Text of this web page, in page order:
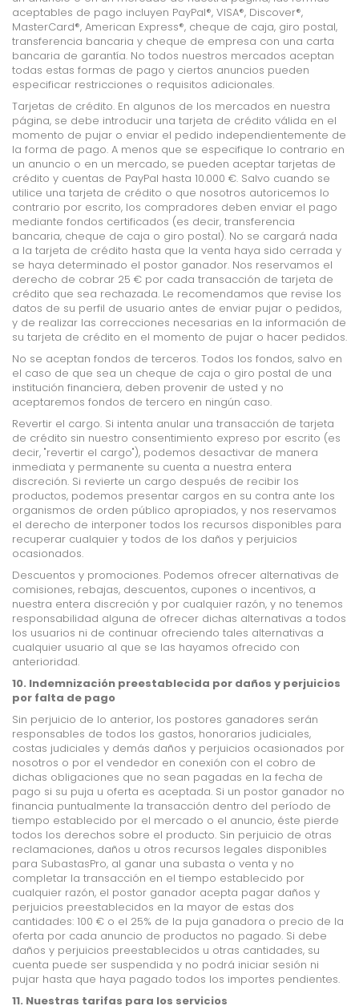
aceptables de pago incluyen PayPal®, VISA®, Discover®,
MasterCard®, American Express®, cheque de caja, giro postal,
transferencia bancaria y cheque de empresa con una carta
bancaria de garantía. No todos nuestros mercados aceptan
todas estas formas de pago y ciertos anuncios pueden
especificar restricciones o requisitos adicionales.
Tarjetas de crédito. En algunos de los mercados en nuestra
página, se debe introducir una tarjeta de crédito válida en el
momento de pujar o enviar el pedido independientemente de
la forma de pago. A menos que se especifique lo contrario en
un anuncio o en un mercado, se pueden aceptar tarjetas de
crédito y cuentas de PayPal hasta 10.000 €. Salvo cuando se
utilice una tarjeta de crédito o que nosotros autoricemos lo
contrario por escrito, los compradores deben enviar el pago
mediante fondos certificados (es decir, transferencia
bancaria, cheque de caja o giro postal). No se cargará nada
a la tarjeta de crédito hasta que la venta haya sido cerrada y
se haya determinado el postor ganador. Nos reservamos el
derecho de cobrar 25 € por cada transacción de tarjeta de
crédito que sea rechazada. Le recomendamos que revise los
datos de su perfil de usuario antes de enviar pujar o pedidos,
y de realizar las correcciones necesarias en la información de
su tarjeta de crédito en el momento de pujar o hacer pedidos.
No se aceptan fondos de terceros. Todos los fondos, salvo en
el caso de que sea un cheque de caja o giro postal de una
institución financiera, deben provenir de usted y no
aceptaremos fondos de tercero en ningún caso.
Revertir el cargo. Si intenta anular una transacción de tarjeta
de crédito sin nuestro consentimiento expreso por escrito (es
decir, "revertir el cargo"), podemos desactivar de manera
inmediata y permanente su cuenta a nuestra entera
discreción. Si revierte un cargo después de recibir los
productos, podemos presentar cargos en su contra ante los
organismos de orden público apropiados, y nos reservamos
el derecho de interponer todos los recursos disponibles para
recuperar cualquier y todos de los daños y perjuicios
ocasionados.
Descuentos y promociones. Podemos ofrecer alternativas de
comisiones, rebajas, descuentos, cupones o incentivos, a
nuestra entera discreción y por cualquier razón, y no tenemos
responsabilidad alguna de ofrecer dichas alternativas a todos
los usuarios ni de continuar ofreciendo tales alternativas a
cualquier usuario al que se las hayamos ofrecido con
anterioridad.
10. Indemnización preestablecida por daños y perjuicios
por falta de pago
Sin perjuicio de lo anterior, los postores ganadores serán
responsables de todos los gastos, honorarios judiciales,
costas judiciales y demás daños y perjuicios ocasionados por
nosotros o por el vendedor en conexión con el cobro de
dichas obligaciones que no sean pagadas en la fecha de
pago si su puja u oferta es aceptada. Si un postor ganador no
financia puntualmente la transacción dentro del período de
tiempo establecido por el mercado o el anuncio, éste pierde
todos los derechos sobre el producto. Sin perjuicio de otras
reclamaciones, daños u otros recursos legales disponibles
para SubastasPro, al ganar una subasta o venta y no
completar la transacción en el tiempo establecido por
cualquier razón, el postor ganador acepta pagar daños y
perjuicios preestablecidos en la mayor de estas dos
cantidades: 100 € o el 25% de la puja ganadora o precio de la
oferta por cada anuncio de productos no pagado. Si debe
daños y perjuicios preestablecidos u otras cantidades, su
cuenta puede ser suspendida y no podrá iniciar sesión ni
pujar hasta que haya pagado todos los importes pendientes.
11. Nuestras tarifas para los servicios